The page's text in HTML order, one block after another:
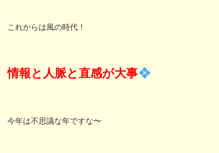
これからは風の時代！
情報と人脈と直感が大事
今年は不思議な年ですな〜